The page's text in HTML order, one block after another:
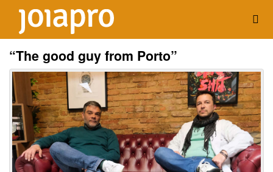
“The good guy from Porto”